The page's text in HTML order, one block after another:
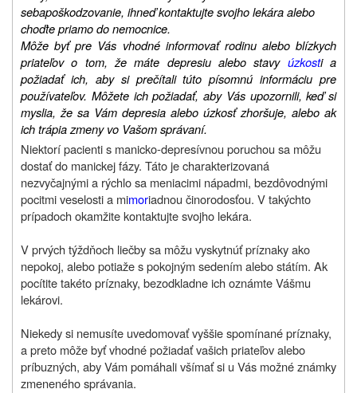
sebapoškodzovanie, ihneď kontaktujte svojho lekára alebo
choďte priamo do nemocnice.
Môže byť pre Vás vhodné informovať rodinu alebo blízkych
priateľov o tom, že máte depresiu alebo stavy úzkosti a
požiadať ich, aby si prečítali túto písomnú informáciu pre
používateľov. Môžete ich požiadať, aby Vás upozornili, keď si
myslia, že sa Vám depresia alebo úzkosť zhoršuje, alebo ak
ich trápia zmeny vo Vašom správaní.
Niektorí pacienti s manicko-depresívnou poruchou sa môžu
dostať do manickej fázy. Táto je charakterizovaná
nezvyčajnými a rýchlo sa meniacimi nápadmi, bezdôvodnými
pocitmi veselosti a mimoriadnou činorodosťou. V takýchto
prípadoch okamžite kontaktujte svojho lekára.
V prvých týždňoch liečby sa môžu vyskytnúť príznaky ako
nepokoj, alebo potiaže s pokojným sedením alebo státím. Ak
pocítite takéto príznaky, bezodkladne ich oznámte Vášmu
lekárovi.
Niekedy si nemusíte uvedomovať vyššie spomínané príznaky,
a preto môže byť vhodné požiadať vašich priateľov alebo
príbuzných, aby Vám pomáhali všímať si u Vás možné známky
zmeneného správania.